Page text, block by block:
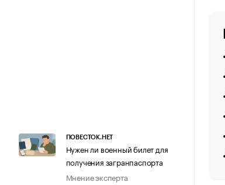
ПОВЕСТОК.НЕТ
Нужен ли военный билет для
получения загранпаспорта
Мнение эксперта